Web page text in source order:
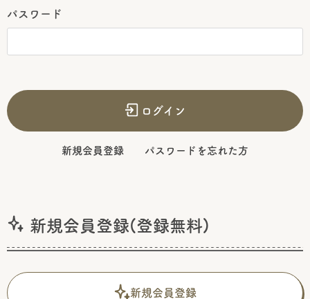
パスワード
ログイン
新規会員登録 パスワードを忘れた方
新規会員登録(登録無料)
新規会員登録